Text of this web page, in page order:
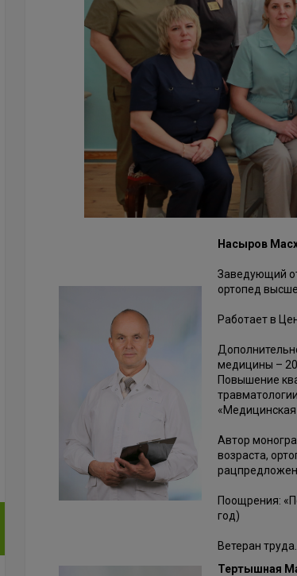
Насыров
Заведующий
ортопед
Работает в
медицины –
Повышение
«Медицинская
Автор
возраста,
Поощрения:
год)
Ветеран труда.
Тертышная